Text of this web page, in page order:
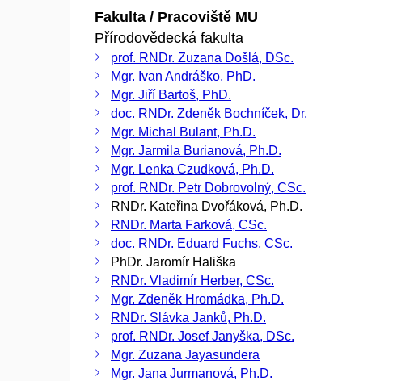
Fakulta / Pracoviště MU
Přírodovědecká fakulta
prof. RNDr. Zuzana Došlá, DSc.
Mgr. Ivan Andráško, PhD.
Mgr. Jiří Bartoš, PhD.
doc. RNDr. Zdeněk Bochníček, Dr.
Mgr. Michal Bulant, Ph.D.
Mgr. Jarmila Burianová, Ph.D.
Mgr. Lenka Czudková, Ph.D.
prof. RNDr. Petr Dobrovolný, CSc.
RNDr. Kateřina Dvořáková, Ph.D.
RNDr. Marta Farková, CSc.
doc. RNDr. Eduard Fuchs, CSc.
PhDr. Jaromír Hališka
RNDr. Vladimír Herber, CSc.
Mgr. Zdeněk Hromádka, Ph.D.
RNDr. Slávka Janků, Ph.D.
prof. RNDr. Josef Janyška, DSc.
Mgr. Zuzana Jayasundera
Mgr. Jana Jurmanová, Ph.D.